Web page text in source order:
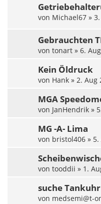
von Michael67 »
Gebrauchten
von tonart » 6.
Kein Öldruck
von Hank » 2. Aug
MGA
von JanHendrik »
MG -A- Lima
von bristol406 » 5.
von tooddii » 1.
suche
von medsemi@t-